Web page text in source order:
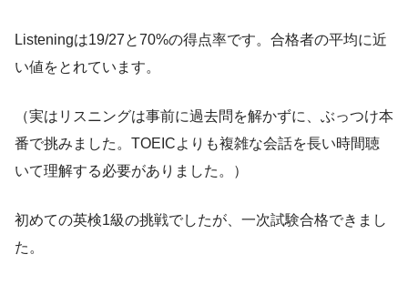
Listeningは19/27と70%の得点率です。合格者の平均に近
い値をとれています。
（実はリスニングは事前に過去問を解かずに、ぶっつけ本
番で挑みました。TOEICよりも複雑な会話を長い時間聴
いて理解する必要がありました。）
初めての英検1級の挑戦でしたが、一次試験合格できまし
た。